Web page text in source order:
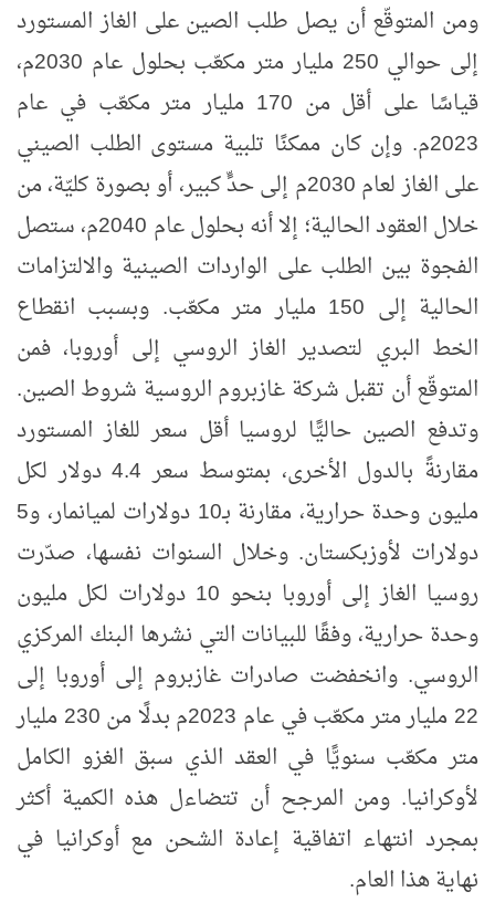
ومن المتوقّع أن يصل طلب الصين على الغاز المستورد
إلى حوالي 250 مليار متر مكعّب بحلول عام 2030م،
قياسًا على أقل من 170 مليار متر مكعّب في عام
2023م. وإن كان ممكنًا تلبية مستوى الطلب الصيني
على الغاز لعام 2030م إلى حدٍّ كبير، أو بصورة كليّة، من
خلال العقود الحالية؛ إلا أنه بحلول عام 2040م، ستصل
الفجوة بين الطلب على الواردات الصينية والالتزامات
الحالية إلى 150 مليار متر مكعّب. وبسبب انقطاع
الخط البري لتصدير الغاز الروسي إلى أوروبا، فمن
المتوقّع أن تقبل شركة غازبروم الروسية شروط الصين.
وتدفع الصين حاليًّا لروسيا أقل سعر للغاز المستورد
مقارنةً بالدول الأخرى، بمتوسط سعر 4.4 دولار لكل
مليون وحدة حرارية، مقارنة بـ10 دولارات لميانمار، و5
دولارات لأوزبكستان. وخلال السنوات نفسها، صدّرت
روسيا الغاز إلى أوروبا بنحو 10 دولارات لكل مليون
وحدة حرارية، وفقًا للبيانات التي نشرها البنك المركزي
الروسي. وانخفضت صادرات غازبروم إلى أوروبا إلى
22 مليار متر مكعّب في عام 2023م بدلًا من 230 مليار
متر مكعّب سنويًّا في العقد الذي سبق الغزو الكامل
لأوكرانيا. ومن المرجح أن تتضاءل هذه الكمية أكثر
بمجرد انتهاء اتفاقية إعادة الشحن مع أوكرانيا في
نهاية هذا العام.